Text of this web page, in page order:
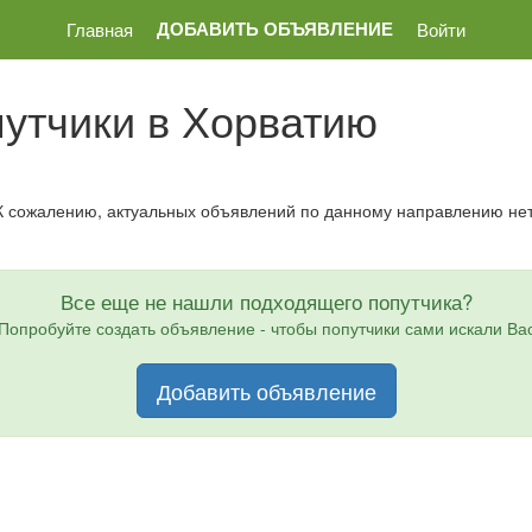
Главная ДОБАВИТЬ ОБЪЯВЛЕНИЕ Войти
в Хорватию
сожалению, актуальных объявлений по данному направлению
Все еще не нашли подходящего попутчика?
создать объявление - чтобы попутчики сами искали
Добавить объявление